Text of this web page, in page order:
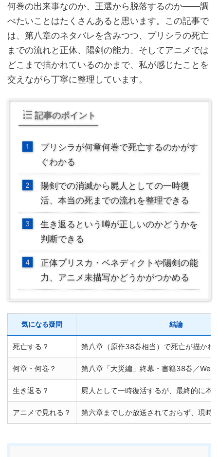
何巻の出来事なのか、王選から脱落するのか——調
べたいことはたくさんあると思います。この記事で
は、第八章のネタバレを含みつつ、プリシラの死亡
までの流れと正体、陽剣の能力、そしてアニメでは
どこまで描かれているのかまで、私が感じたことを
交えながら丁寧に整理しています。
記事のポイント
プリシラが何章何巻で死亡するのかがす
ぐわかる
陽剣での消滅から屍人としての一時復
活、本当の死までの流れを整理できる
生き返るという噂が正しいのかどうかを
判断できる
正体プリスカ・ベネディクトや陽剣の能
力、アニメ未描写かどうかがつかめる
気になる疑問 結論
死亡する？ 第八章（原作38巻相当）で死亡が描かれ
何章・何巻？ 第八章「大災編」終幕・書籍38巻／
生き返る？ 屍人として一時復活するが、最終的に本
アニメで見れる？ 第六章までしか放送されておらず、現時